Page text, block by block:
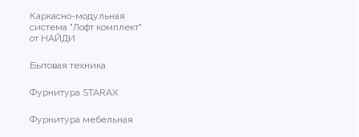
Каркасно-модульная
система "Лофт комплект"
от НАЙДИ
Бытовая техника
Фурнитура STARAX
Фурнитура мебельная